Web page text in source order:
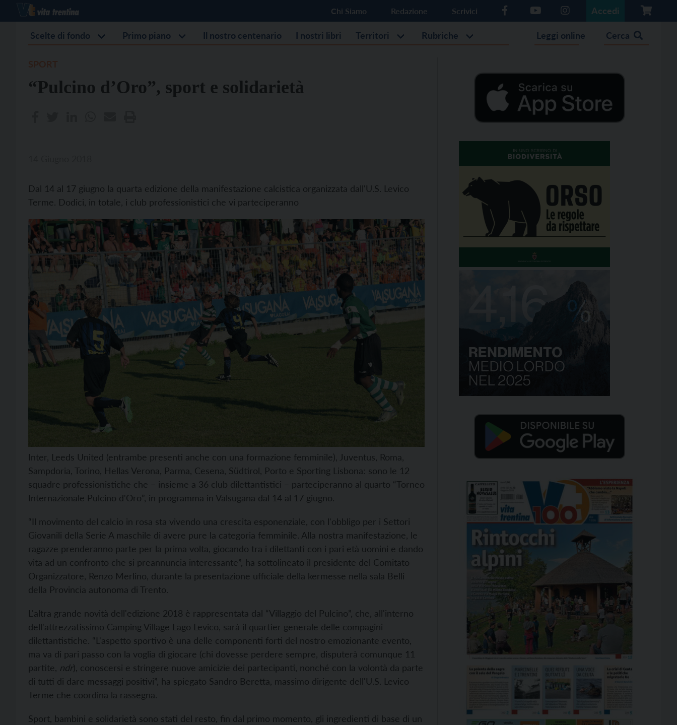
Chi Siamo Redazione Scrivici Accedi
Scelte di fondo Primo piano Il nostro centenario I nostri libri Territori Rubriche Leggi online Cerca
“Pulcino d’Oro”, sport e solidarietà
Dal 14 al 17 giugno la quarta edizione della manifestazione calcistica organizzata dall'U.S. Levico
Terme. Dodici, in totale, i club professionistici che vi parteciperanno
Inter, Leeds United (entrambe presenti anche con una formazione femminile), Juventus, Roma,
Sampdoria, Torino, Hellas Verona, Parma, Cesena, Südtirol, Porto e Sporting Lisbona: sono le 12
squadre professionistiche che – insieme a 36 club dilettantistici – parteciperanno al quarto “Torneo
Internazionale Pulcino d'Oro”, in programma in Valsugana dal 14 al 17 giugno.
“Il movimento del calcio in rosa sta vivendo una crescita esponenziale, con l'obbligo per i Settori
Giovanili della Serie A maschile di avere pure la categoria femminile. Alla nostra manifestazione, le
ragazze prenderanno parte per la prima volta, giocando tra i dilettanti con i pari età uomini e dando
vita ad un confronto che si preannuncia interessante”, ha sottolineato il presidente del Comitato
Organizzatore, Renzo Merlino, durante la presentazione ufficiale della kermesse nella sala Belli
della Provincia autonoma di Trento.
L'altra grande novità dell'edizione 2018 è rappresentata dal “Villaggio del Pulcino”, che, all'interno
dell'attrezzatissimo Camping Village Lago Levico, sarà il quartier generale delle compagini
dilettantistiche. “L'aspetto sportivo è una delle componenti forti del nostro emozionante evento,
ma va di pari passo con la voglia di giocare (chi dovesse perdere sempre, disputerà comunque 11
partite, ndr), conoscersi e stringere nuove amicizie dei partecipanti, nonché con la volontà da parte
di tutti di dare messaggi positivi”, ha spiegato Sandro Beretta, massimo dirigente dell'U.S. Levico
Terme che coordina la rassegna.
Sport, bambini e solidarietà sono stati del resto, fin dal primo momento, gli ingredienti di base di un